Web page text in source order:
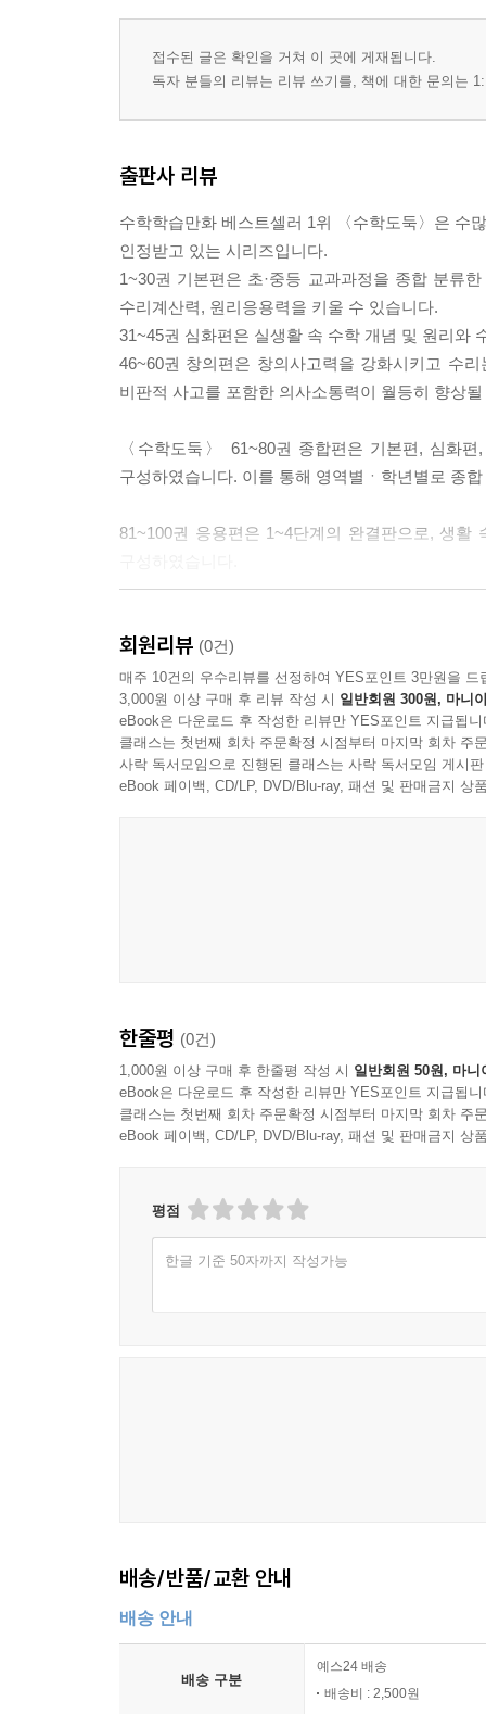
접수된 글은 확인을 거쳐 이 곳에 게재됩니다.
독자 분들의 리뷰는 리뷰 쓰기를, 책에 대한 문의는
출판사 리뷰
수학학습만화 베스트셀러 1위 〈수학도둑〉은 수
인정받고 있는 시리즈입니다.
1~30권 기본편은 초·중등 교과과정을 종합 분류
수리계산력, 원리응용력을 키울 수 있습니다.
31~45권 심화편은 실생활 속 수학 개념 및 원리와
46~60권 창의편은 창의사고력을 강화시키고 수
비판적 사고를 포함한 의사소통력이 월등히 향상
〈수학도둑〉 61~80권 종합편은 기본편, 심화
구성하였습니다. 이를 통해 영역별ㆍ학년별로 종
81~100권 응용편은 1~4단계의 완결판으로, 생
높였습니다.
실력이 쑥쑥! 수학워크북
영역별ㆍ능력별 문제와 퀴즈, 풀이 및 정답, 본문
회원리뷰 (0건)
매주 10건의 우수리뷰를 선정하여 YES포인트 3만원을 드
3,000원 이상 구매 후 리뷰 작성 시 일반회원 300원, 마니
eBook은 다운로드 후 작성한 리뷰만 YES포인트 지급됩니
클래스는 첫번째 회차 주문확정 시점부터 마지막 회차 주
사락 독서모임으로 진행된 클래스는 사락 독서모임 게시
eBook 페이백, CD/LP, DVD/Blu-ray, 패션 및 판매금지 상
한줄평 (0건)
1,000원 이상 구매 후 한줄평 작성 시 일반회원 50원, 마니
eBook은 다운로드 후 작성한 리뷰만 YES포인트 지급됩니
클래스는 첫번째 회차 주문확정 시점부터 마지막 회차 주
eBook 페이백, CD/LP, DVD/Blu-ray, 패션 및 판매금지 상
평점
한글 기준 50자까지 작성가능
배송/반품/교환 안내
배송 안내
배송 구분
예스24 배송
배송비 : 2,500원